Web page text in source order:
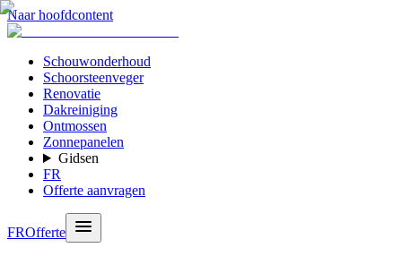
Naar hoofdcontent
Schouwonderhoud
Schoorsteenveger
Renovatie
Dakreiniging
Ontmossen
Zonnepanelen
Gidsen
FR
Offerte aanvragen
FROfferte